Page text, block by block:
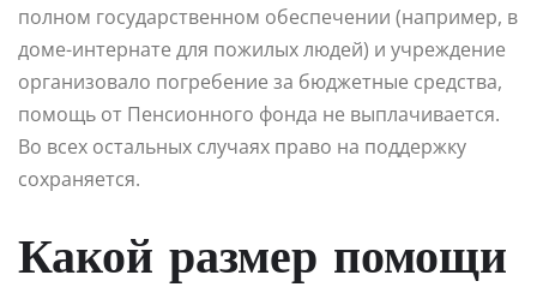
полном государственном обеспечении (например, в
доме-интернате для пожилых людей) и учреждение
организовало погребение за бюджетные средства,
помощь от Пенсионного фонда не выплачивается.
Во всех остальных случаях право на поддержку
сохраняется.
Какой размер помощи